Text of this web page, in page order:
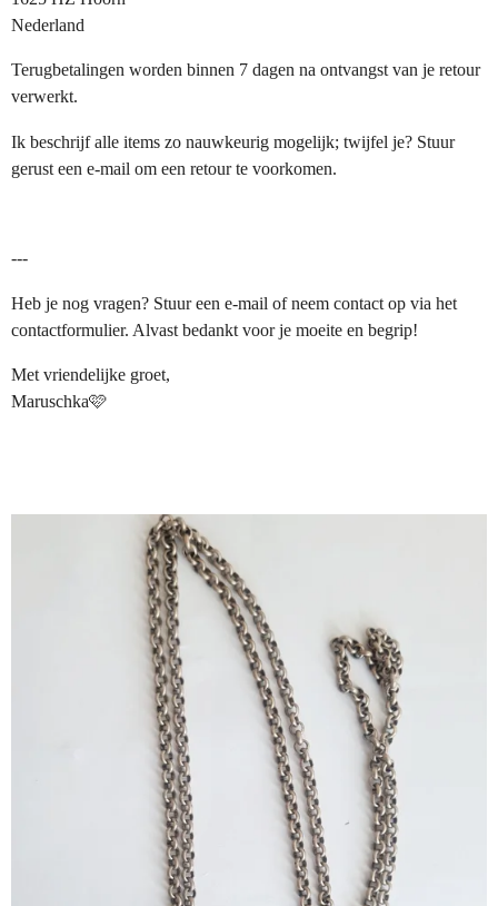
Nederland
Terugbetalingen worden binnen 7 dagen na ontvangst van je retour
verwerkt.
Ik beschrijf alle items zo nauwkeurig mogelijk; twijfel je? Stuur
gerust een e-mail om een retour te voorkomen.
---
Heb je nog vragen? Stuur een e-mail of neem contact op via het
contactformulier. Alvast bedankt voor je moeite en begrip!
Met vriendelijke groet,
Maruschka🩷